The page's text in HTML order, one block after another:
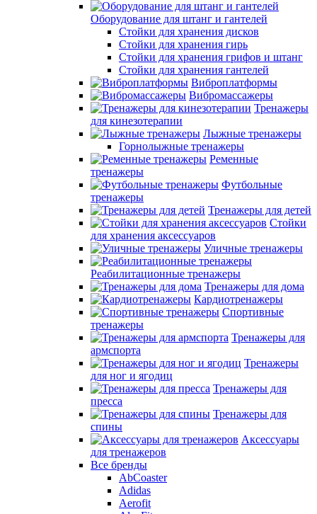
Оборудование для штанг и гантелей
Стойки для хранения дисков
Стойки для хранения гирь
Стойки для хранения грифов и штанг
Стойки для хранения гантелей
Виброплатформы
Вибромассажеры
Тренажеры
для кинезотерапии
Лыжные тренажеры
Горнолыжные тренажеры
Ременные
тренажеры
Футбольные
тренажеры
Тренажеры для детей
Стойки
для хранения аксессуаров
Уличные тренажеры
Реабилитационные тренажеры
Тренажеры для дома
Кардиотренажеры
Спортивные
тренажеры
Тренажеры для
армспорта
Тренажеры
для ног и ягодиц
Тренажеры для
пресса
Тренажеры для
спины
Аксессуары
для тренажеров
Все бренды
AbCoaster
Adidas
Aerofit